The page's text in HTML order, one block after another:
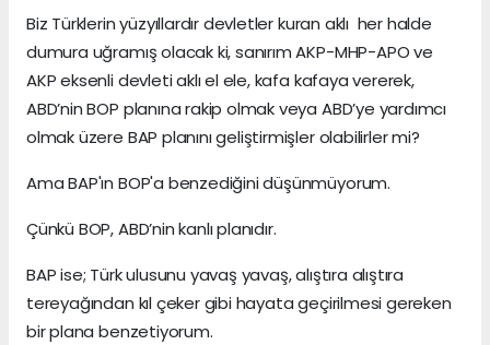
Biz Türklerin yüzyıllardır devletler kuran aklı her halde
dumura uğramış olacak ki, sanırım AKP-MHP-APO ve
AKP eksenli devleti aklı el ele, kafa kafaya vererek,
ABD’nin BOP planına rakip olmak veya ABD’ye yardımcı
olmak üzere BAP planını geliştirmişler olabilirler mi?
Ama BAP'ın BOP'a benzediğini düşünmüyorum.
Çünkü BOP, ABD’nin kanlı planıdır.
BAP ise; Türk ulusunu yavaş yavaş, alıştıra alıştıra
tereyağından kıl çeker gibi hayata geçirilmesi gereken
bir plana benzetiyorum.